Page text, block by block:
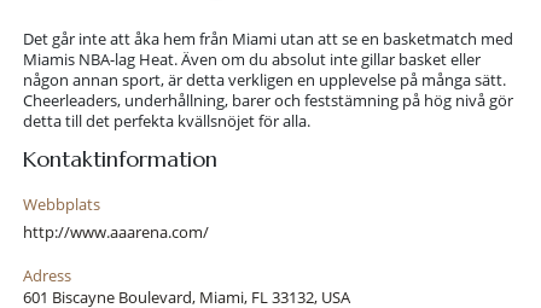
Det går inte att åka hem från Miami utan att se en basketmatch med
Miamis NBA-lag Heat. Även om du absolut inte gillar basket eller
någon annan sport, är detta verkligen en upplevelse på många sätt.
Cheerleaders, underhållning, barer och feststämning på hög nivå gör
detta till det perfekta kvällsnöjet för alla.
Kontaktinformation
Webbplats
http://www.aaarena.com/
Adress
601 Biscayne Boulevard, Miami, FL 33132, USA